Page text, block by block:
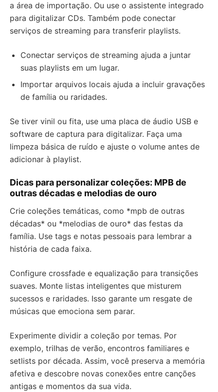
a área de importação. Ou use o assistente integrado
para digitalizar CDs. Também pode conectar
serviços de streaming para transferir playlists.
Conectar serviços de streaming ajuda a juntar
suas playlists em um lugar.
Importar arquivos locais ajuda a incluir gravações
de família ou raridades.
Se tiver vinil ou fita, use uma placa de áudio USB e
software de captura para digitalizar. Faça uma
limpeza básica de ruído e ajuste o volume antes de
adicionar à playlist.
Dicas para personalizar coleções: MPB de
outras décadas e melodias de ouro
Crie coleções temáticas, como *mpb de outras
décadas* ou *melodias de ouro* das festas da
família. Use tags e notas pessoais para lembrar a
história de cada faixa.
Configure crossfade e equalização para transições
suaves. Monte listas inteligentes que misturem
sucessos e raridades. Isso garante um resgate de
músicas que emociona sem parar.
Experimente dividir a coleção por temas. Por
exemplo, trilhas de verão, encontros familiares e
setlists por década. Assim, você preserva a memória
afetiva e descobre novas conexões entre canções
antigas e momentos da sua vida.